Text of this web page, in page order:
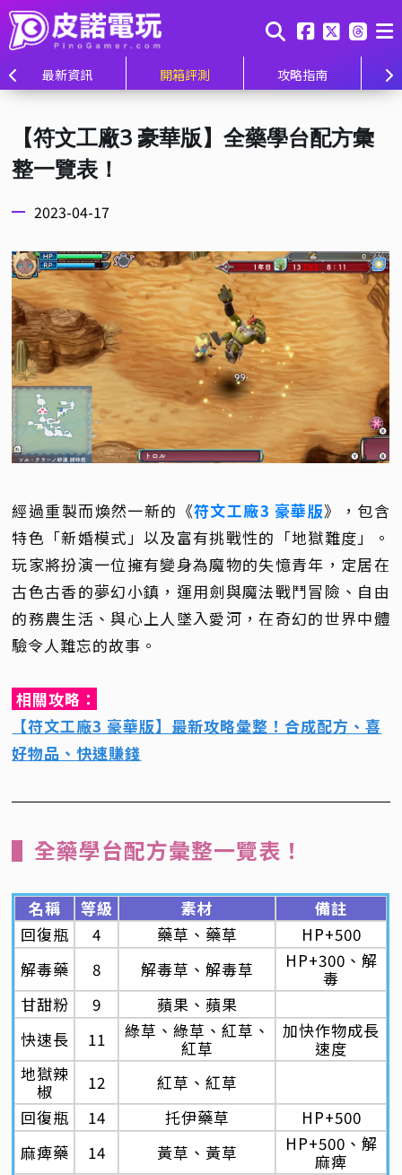
最新資訊 開箱評測 攻略指南
【符文工廠3 豪華版】全藥學台配方彙
整一覽表！
2023-04-17
經過重製而煥然一新的《符文工廠3 豪華版》，包含
特色「新婚模式」以及富有挑戰性的「地獄難度」。
玩家將扮演一位擁有變身為魔物的失憶青年，定居在
古色古香的夢幻小鎮，運用劍與魔法戰鬥冒險、自由
的務農生活、與心上人墜入愛河，在奇幻的世界中體
驗令人難忘的故事。
相關攻略：
【符文工廠3 豪華版】最新攻略彙整！合成配方、喜
好物品、快速賺錢
▌全藥學台配方彙整一覽表！
名稱 等級 素材
備註
回復瓶
4 藥草、藥草
HP+500
解毒藥
8 解毒草、解毒草
HP+300、解
毒
甘甜粉
9
蘋果、蘋果
快速長
11
綠草、綠草、紅草、
紅草
加快作物成長
速度
地獄辣
椒
12
紅草、紅草
回復瓶
14 托伊藥草
HP+500
麻痺藥
14 黃草、黃草
HP+500、解
麻痺